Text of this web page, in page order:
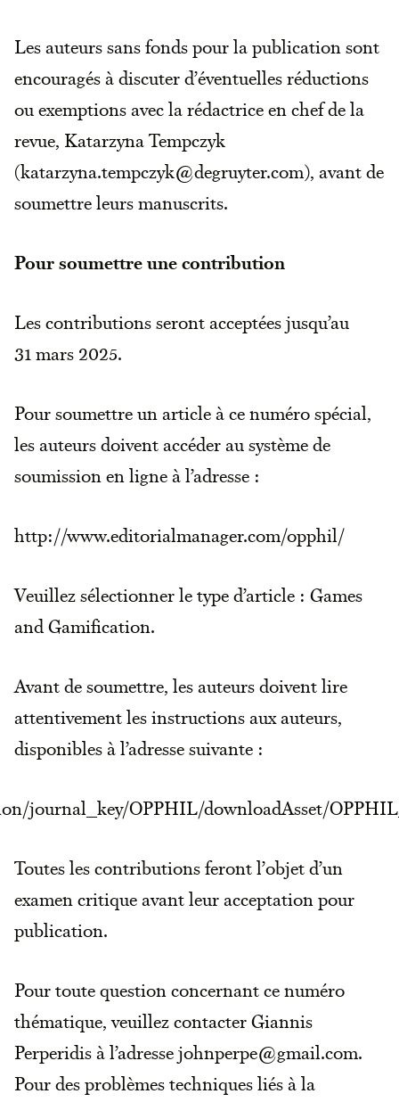
Les auteurs sans fonds pour la publication sont
encouragés à discuter d’éventuelles réductions
ou exemptions avec la rédactrice en chef de la
revue, Katarzyna Tempczyk
(katarzyna.tempczyk@degruyter.com), avant de
soumettre leurs manuscrits.
Pour soumettre une contribution
Les contributions seront acceptées jusqu’au
31 mars 2025.
Pour soumettre un article à ce numéro spécial,
les auteurs doivent accéder au système de
soumission en ligne à l’adresse :
http://www.editorialmanager.com/opphil/
Veuillez sélectionner le type d’article : Games
and Gamification.
Avant de soumettre, les auteurs doivent lire
attentivement les instructions aux auteurs,
disponibles à l’adresse suivante :
journal_key/OPPHIL/downloadAsset/
Toutes les contributions feront l’objet d’un
examen critique avant leur acceptation pour
publication.
Pour toute question concernant ce numéro
thématique, veuillez contacter Giannis
Perperidis à l’adresse johnperpe@gmail.com.
Pour des problèmes techniques liés à la